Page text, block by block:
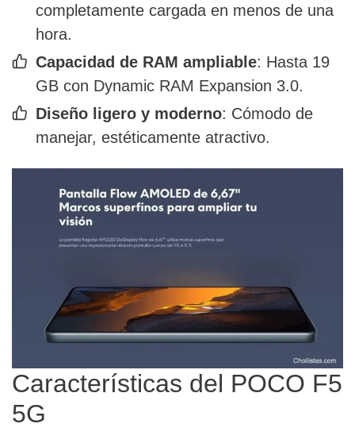
completamente cargada en menos de una
hora.
Capacidad de RAM ampliable: Hasta 19
GB con Dynamic RAM Expansion 3.0.
Diseño ligero y moderno: Cómodo de
manejar, estéticamente atractivo.
Características del POCO F5
5G